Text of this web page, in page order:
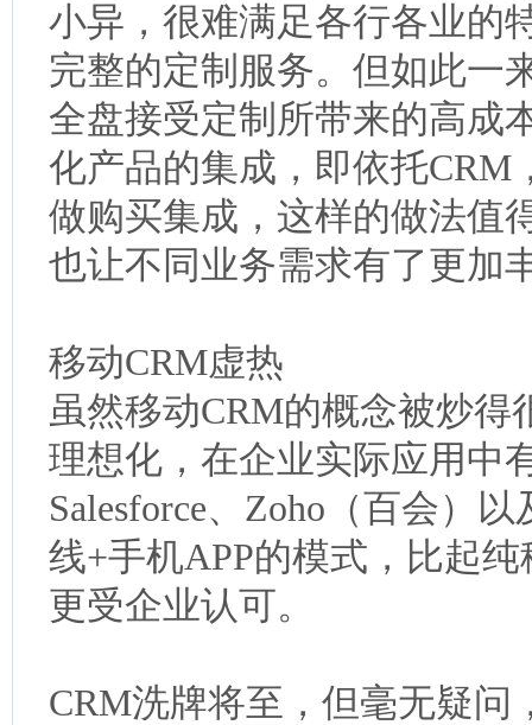
小异，很难满足各行各业的
完整的定制服务。但如此一
全盘接受定制所带来的高成
化产品的集成，即依托CRM
做购买集成，这样的做法值
也让不同业务需求有了更加
移动CRM虚热
虽然移动CRM的概念被炒得
理想化，在企业实际应用中
Salesforce、Zoho（百会）
线+手机APP的模式，比起
更受企业认可。
CRM洗牌将至，但毫无疑